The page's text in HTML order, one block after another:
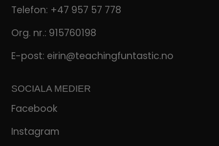
Telefon: +47 957 57 778
Org. nr.: 915760198
E-post: eirin@teachingfuntastic.no
SOCIALA MEDIER
Facebook
Instagram